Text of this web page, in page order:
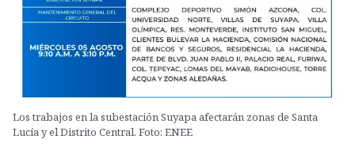
Los trabajos en la subestación Suyapa afectarán zonas de Santa
Lucía y el Distrito Central. Foto: ENEE